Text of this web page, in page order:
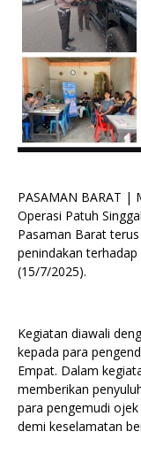
PASAMAN BARAT |
Operasi Patuh
Pasaman Barat
penindakan
(15/7/2025).
Kegiatan diawali
kepada para
Empat. Dalam
memberikan
para pengemudi
demi keselamatan